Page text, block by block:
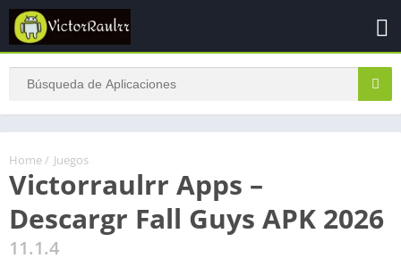
Home / Juegos
Victorraulrr Apps –
Descargr Fall Guys APK 2026
11.1.4